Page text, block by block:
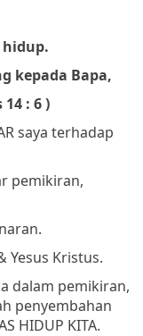
kepada Bapa,
: 6 )
saya terhadap
pemikiran,
Yesus Kristus.
dalam pemikiran,
penyembahan
HIDUP KITA.